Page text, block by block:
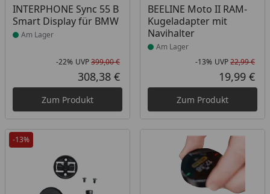
INTERPHONE Sync 55 B
Smart Display für BMW
Produkt am Lager
Am Lager
Rabatt in Prozent
-22%
Ursprünglicher Preis
UVP399,00 €
Aktueller Preis
308,38 €
Zum Produkt
BEELINE Moto II RAM-
Kugeladapter mit
Navihalter
Produkt am Lager
Am Lager
-13% UVP22,99 €
19,99 €
Zum Produkt
-13%